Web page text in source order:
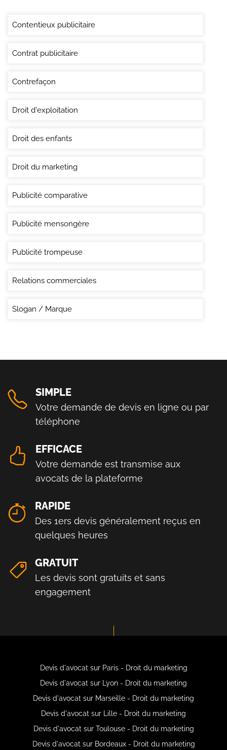
Contentieux publicitaire
Contrat publicitaire
Contrefaçon
Droit d'exploitation
Droit des enfants
Droit du marketing
Publicité comparative
Publicité mensongère
Publicité trompeuse
Relations commerciales
Slogan / Marque
SIMPLE
Votre demande de devis en ligne ou par
téléphone
EFFICACE
Votre demande est transmise aux
avocats de la plateforme
RAPIDE
Des 1ers devis généralement reçus en
quelques heures
GRATUIT
Les devis sont gratuits et sans
engagement
Devis d'avocat sur Paris - Droit du marketing
Devis d'avocat sur Lyon - Droit du marketing
Devis d'avocat sur Marseille - Droit du marketing
Devis d'avocat sur Lille - Droit du marketing
Devis d'avocat sur Toulouse - Droit du marketing
Devis d'avocat sur Bordeaux - Droit du marketing